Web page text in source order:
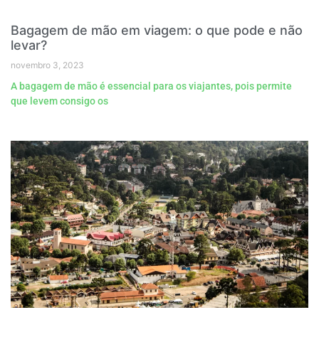
Bagagem de mão em viagem: o que pode e não
levar?
novembro 3, 2023
A bagagem de mão é essencial para os viajantes, pois permite
que levem consigo os